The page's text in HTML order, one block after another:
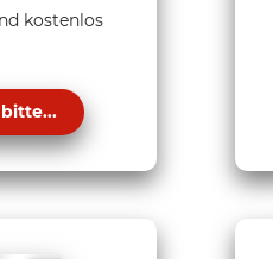
kostenlos